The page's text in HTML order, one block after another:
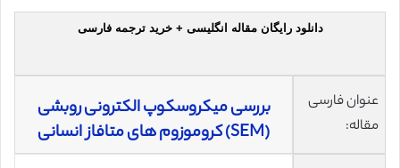
دانلود رایگان مقاله انگلیسی + خرید ترجمه فارسی
عنوان فارسی
مقاله:
بررسی میکروسکوپ الکترونی روبشی
(SEM) کروموزوم های متافاز انسانی